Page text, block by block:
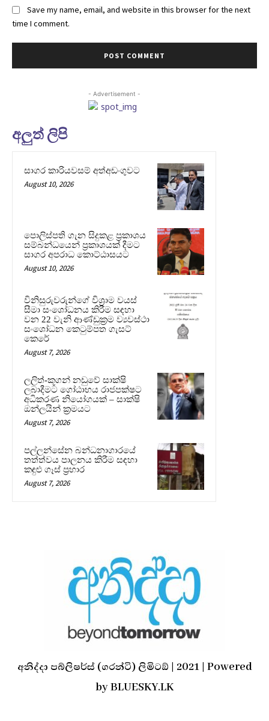
Save my name, email, and website in this browser for the next
time I comment.
- Advertisement -
අලුත් ලිපි
සාගර කාරියවසම් අත්අඩංගුවට
August 10, 2026
පොලිස්පති ගැන සිදුකළ ප්‍රකාශය
සම්බන්ධයෙන් ප්‍රකාශයක් දීමට
සාගර අපරාධ කොට්ඨාසයට
August 10, 2026
විනිසුරුවරුන්ගේ විශ්‍රාම වයස්
සීමා සංශෝධනය කිරීම සඳහා
වන 22 වැනි ආණ්ඩුක්‍රම ව්‍යවස්ථා
සංශෝධන කෙටුම්පත ගැසට්
කෙරේ
August 7, 2026
ලලිත්-කූගන් නඩුවේ සාක්ෂි
ලබාදීමට ගෝඨාභය රාජපක්ෂට
අධිකරණ නියෝගයක් – සාක්ෂි
ඔන්ලයින් ක්‍රමයට
August 7, 2026
පල්ලන්සේන බන්ධනාගාරයේ
තත්ත්වය පාලනය කිරීම සඳහා
කඳුළු ගෑස් ප්‍රහාර
August 7, 2026
අනිද්දා පබ්ලිෂර්ස් (ගරන්ටි) ලිමිටඞ් | 2021 | Powered
by BLUESKY.LK